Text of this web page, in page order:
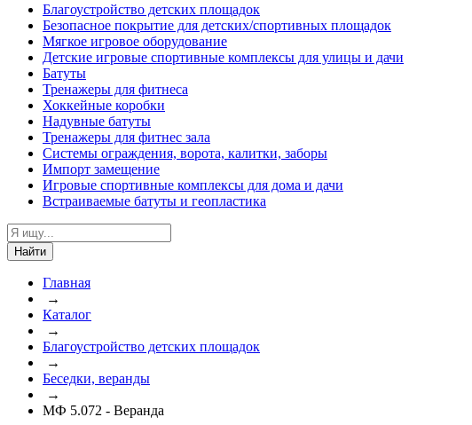
Благоустройство детских площадок
Безопасное покрытие для детских/спортивных площадок
Мягкое игровое оборудование
Детские игровые спортивные комплексы для улицы и дачи
Батуты
Тренажеры для фитнеса
Хоккейные коробки
Надувные батуты
Тренажеры для фитнес зала
Системы ограждения, ворота, калитки, заборы
Импорт замещение
Игровые спортивные комплексы для дома и дачи
Встраиваемые батуты и геопластика
Найти
Главная
→
Каталог
→
Благоустройство детских площадок
→
Беседки, веранды
→
МФ 5.072 - Веранда